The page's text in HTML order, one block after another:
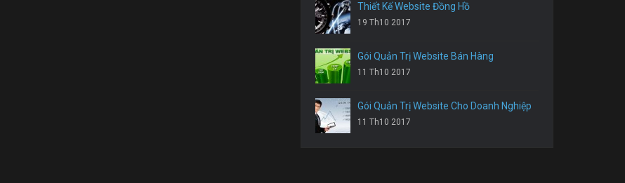
Thiết Kế Website Đồng Hồ
19 Th10 2017
Gói Quản Trị Website Bán Hàng
11 Th10 2017
Gói Quản Trị Website Cho Doanh Nghiệp
11 Th10 2017